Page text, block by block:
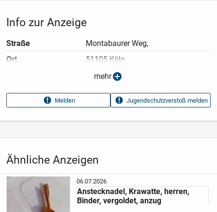
Ähnliche Anzeigen
06.07.2026
Anstecknadel, Krawatte, herren,
Binder, vergoldet, anzug
Info zur Anzeige
Straße
Montabaurer Weg,
Ort
51105 Köln
Privatangebot
Anzeigen­datum
22.07.2026
Anzeigen­kennung
d7ec57ef
Aufrufe dieser
21
Accessoires
mehr
Melden Jugendschutzverstoß melden